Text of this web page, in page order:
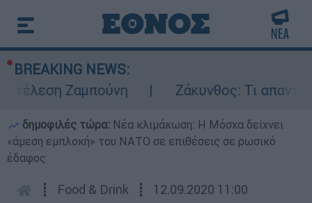
BREAKING NEWS:
Ζαμπούνη
Ζάκυνθος: Τι απαντά η
δημοφιλές τώρα: Νέα κλιμάκωση: Η Μόσχα δείχνει
«άμεση εμπλοκή» του ΝΑΤΟ σε επιθέσεις σε ρωσικό
έδαφος
┋ Food & Drink ┋ 12.09.2020 11:00